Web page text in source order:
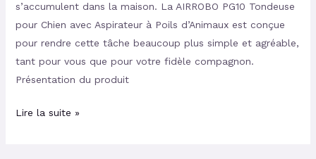
s’accumulent dans la maison. La AIRROBO PG10 Tondeuse
pour Chien avec Aspirateur à Poils d’Animaux est conçue
pour rendre cette tâche beaucoup plus simple et agréable,
tant pour vous que pour votre fidèle compagnon.
Présentation du produit
Lire la suite »